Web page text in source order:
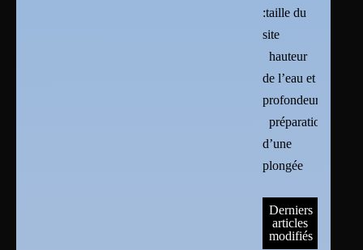
:taille du
site
hauteur
de l’eau et
profondeur
préparation
d’une
plongée
Derniers
articles
modifiés